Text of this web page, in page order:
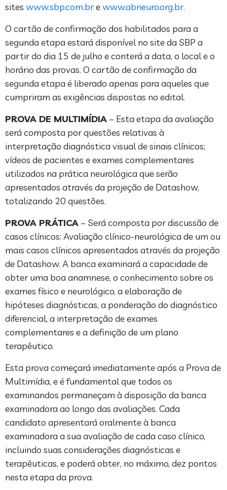
sites www.sbp.com.brewww.abneuro.org.br.
O cartão de confirmação dos habilitados para a
segunda etapa estará disponível no site da SBP a
partir do dia 15 de julho e conterá a data, o local e o
horário das provas. O cartão de confirmação da
segunda etapa é liberado apenas para aqueles que
cumpriram as exigências dispostas no edital.
PROVA DE MULTIMÍDIA – Esta etapa da avaliação
será composta por questões relativas à
interpretação diagnóstica visual de sinais clínicos;
vídeos de pacientes e exames complementares
utilizados na prática neurológica que serão
apresentados através da projeção de Datashow,
totalizando 20 questões.
PROVA PRÁTICA – Será composta por discussão de
casos clínicos: Avaliação clínico-neurológica de um ou
mais casos clínicos apresentados através da projeção
de Datashow. A banca examinará a capacidade de
obter uma boa anamnese, o conhecimento sobre os
exames físico e neurológico, a elaboração de
hipóteses diagnósticas, a ponderação do diagnóstico
diferencial, a interpretação de exames
complementares e a definição de um plano
terapêutico.
Esta prova começará imediatamente após a Prova de
Multimídia, e é fundamental que todos os
examinandos permaneçam à disposição da banca
examinadora ao longo das avaliações. Cada
candidato apresentará oralmente à banca
examinadora a sua avaliação de cada caso clínico,
incluindo suas considerações diagnósticas e
terapêuticas, e poderá obter, no máximo, dez pontos
nesta etapa da prova.